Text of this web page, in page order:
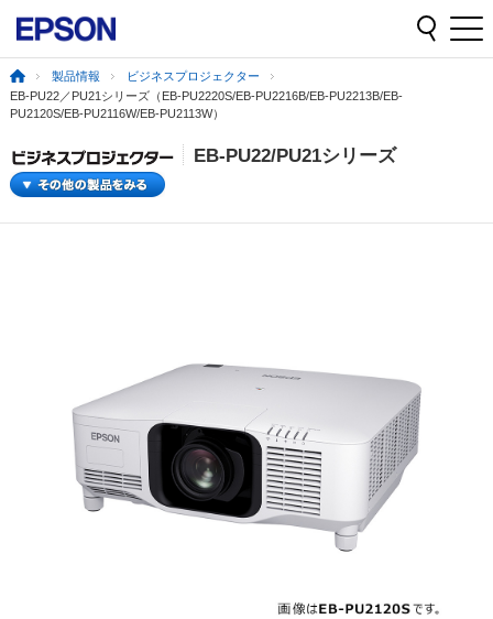
製品情報
ビジネスプロジェクター
EB-PU22／PU21シリーズ（EB-PU2220S/EB-PU2216B/EB-PU2213B/EB-
PU2120S/EB-PU2116W/EB-PU2113W）
EB-PU22/PU21シリーズ